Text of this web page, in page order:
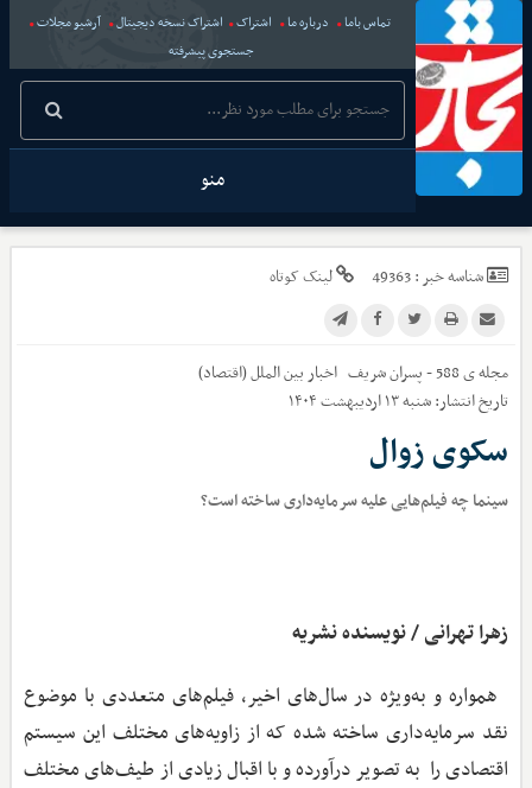
تماس باما درباره ما اشتراک اشتراک نسخه دیجیتال
آرشیو مجلات
جستجوی پیشرفته
منو
شناسه خبر :49363 لینک کوتاه
مجله ی 588 - پسران شریف اخباربین الملل (اقتصاد)
تاریخ انتشار:شنبه ۱۳ اردیبهشت ۱۴۰۴
سکوی زوال
سینما چه فیلم‌هایی علیه سرمایه‌داری ساخته است؟
زهرا تهرانی / نویسنده نشریه
همواره و به‌ویژه در سال‌های اخیر، فیلم‌های متعددی با موضوع
نقد سرمایه‌داری ساخته شده که از زاویه‌های مختلف این سیستم
اقتصادی را به تصویر درآورده و با اقبال زیادی از طیف‌های مختلف